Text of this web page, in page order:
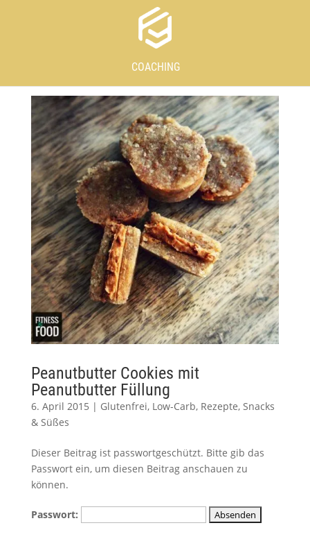
COACHING
Peanutbutter Cookies mit
Peanutbutter Füllung
6. April 2015 | Glutenfrei, Low-Carb, Rezepte, Snacks
& Süßes
Dieser Beitrag ist passwortgeschützt. Bitte gib das
Passwort ein, um diesen Beitrag anschauen zu
können.
Passwort: